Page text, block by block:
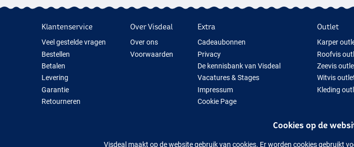
Klantenservice
Veel gestelde vragen
Bestellen
Betalen
Levering
Garantie
Retourneren
Over Visdeal
Over ons
Voorwaarden
Extra
Cadeaubonnen
Privacy
De kennisbank van Visdeal
Vacatures & Stages
Impressum
Cookie Page
Outlet
Karper
Roofvis
Zeevis
Witvis
Kleding
Cookies op de
Visdeal maakt op de website gebruik van cookies. Er worden cookies gebruikt